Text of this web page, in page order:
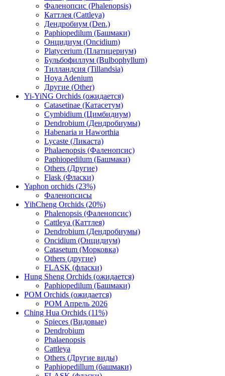
Фаленопсис (Phalenopsis)
Каттлея (Cattleya)
Дендробиум (Den.)
Paphiopedilum (Башмаки)
Онцидиум (Oncidium)
Platycerium (Платицериум)
Бульбофиллум (Bulbophyllum)
Тилландсия (Tillandsia)
Hoya Adenium
Другие (Other)
Yi-YiNG Orchids (ожидается)
Catasetinae (Катасетум)
Cymbidium (Цимбидиум)
Dendrobium (Дендробиумы)
Habenaria и Haworthia
Lycaste (Ликаста)
Phalaenopsis (Фаленопсис)
Paphiopedilum (Башмаки)
Others (Другие)
Flask (Фласки)
Yaphon orchids (23%)
Фаленопсисы
YihCheng Orchids (20%)
Phalenopsis (Фаленопсис)
Cattleya (Каттлея)
Dendrobium (Дендробиумы)
Oncidium (Онцидиум)
Catasetum (Морковка)
Others (другие)
FLASK (фласки)
Hung Sheng Orchids (ожидается)
Paphiopedilum (Башмаки)
POM Orchids (ожидается)
POM Апрель 2026
Ching Hua Orchids (11%)
Spieces (Видовые)
Dendrobium
Phalaenopsis
Cattleya
Others (Другие виды)
Paphiopedillum (башмаки)